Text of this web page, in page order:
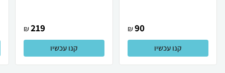
90
₪
קנו עכשיו
219
₪
קנו עכשיו